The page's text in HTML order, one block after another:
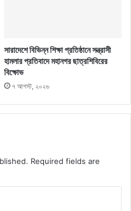
সারাদেশে বিভিন্ন শিক্ষা প্রতিষ্ঠানে সন্ত্রাসী
হামলার প্রতিবাদে মহানগর ছাত্রশিবিরের
বিক্ষোভ
৭ আগস্ট, ২০২৬
Required fields are